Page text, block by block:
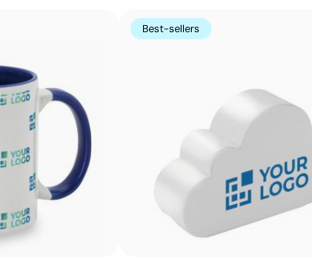
Grande précision et détails même sur petits textes
additionnels
N’altère pas la texture ni l’intégrité de l’article
Best-sellers